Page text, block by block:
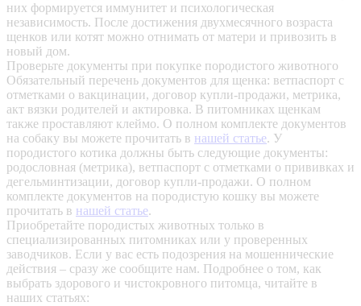
них формируется иммунитет и психологическая
независимость. После достижения двухмесячного возраста
щенков или котят можно отнимать от матери и привозить в
новый дом.
Проверьте документы при покупке породистого животного
Обязательный перечень документов для щенка: ветпаспорт с
отметками о вакцинации, договор купли-продажи, метрика,
акт вязки родителей и актировка. В питомниках щенкам
также проставляют клеймо. О полном комплекте документов
на собаку вы можете прочитать в нашей статье. У
породистого котика должны быть следующие документы:
родословная (метрика), ветпаспорт с отметками о прививках и
дегельминтизации, договор купли-продажи. О полном
комплекте документов на породистую кошку вы можете
прочитать в нашей статье.
Приобретайте породистых животных только в
специализированных питомниках или у проверенных
заводчиков. Если у вас есть подозрения на мошеннические
действия – сразу же сообщите нам. Подробнее о том, как
выбрать здорового и чистокровного питомца, читайте в
наших статьях: